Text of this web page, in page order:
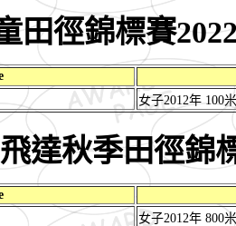
田徑錦標賽
女子2012年 100米
達秋季田徑錦
女子2012年 800米